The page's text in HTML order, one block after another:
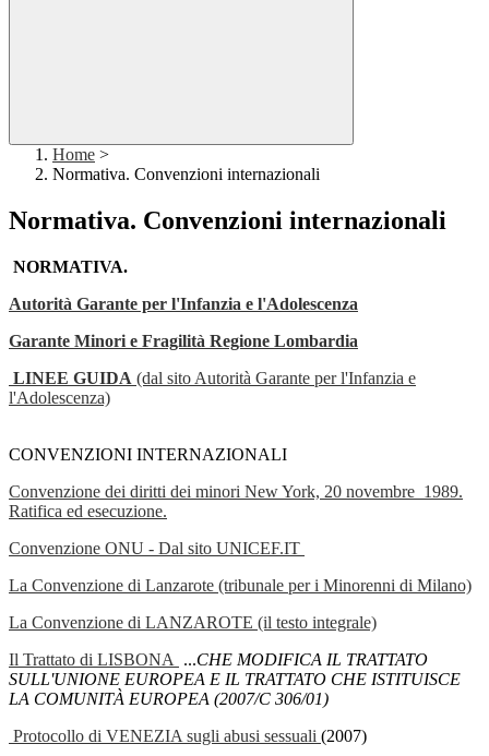
Home >
Normativa. Convenzioni internazionali
Normativa. Convenzioni internazionali
NORMATIVA.
Autorità Garante per l'Infanzia e l'Adolescenza
Garante Minori e Fragilità Regione Lombardia
LINEE GUIDA (dal sito Autorità Garante per l'Infanzia e
l'Adolescenza)
CONVENZIONI INTERNAZIONALI
Convenzione dei diritti dei minori New York, 20 novembre 1989.
Ratifica ed esecuzione.
Convenzione ONU - Dal sito UNICEF.IT
La Convenzione di Lanzarote (tribunale per i Minorenni di Milano)
La Convenzione di LANZAROTE (il testo integrale)
Il Trattato di LISBONA
...CHE MODIFICA IL TRATTATO
SULL'UNIONE EUROPEA E IL TRATTATO CHE ISTITUISCE
LA COMUNITÀ EUROPEA (2007/C 306/01)
Protocollo di VENEZIA sugli abusi sessuali (2007)